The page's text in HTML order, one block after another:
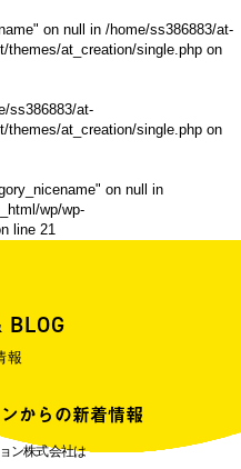
on null in /home/ss386883/at-
themes/at_creation/single.php on
ss386883/at-
themes/at_creation/single.php on
on null in
wp/wp-
line 21
BLOG
報
からの新着情報
ン株式会社は